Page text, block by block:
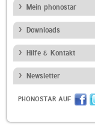
Mein phonostar
Downloads
Hilfe & Kontakt
Newsletter
PHONOSTAR AUF